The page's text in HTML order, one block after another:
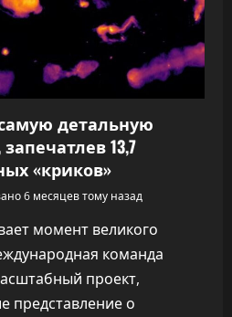
детальную
13,7
«криков»
6 месяцев тому назад
момент великого
команда
проект,
представление о